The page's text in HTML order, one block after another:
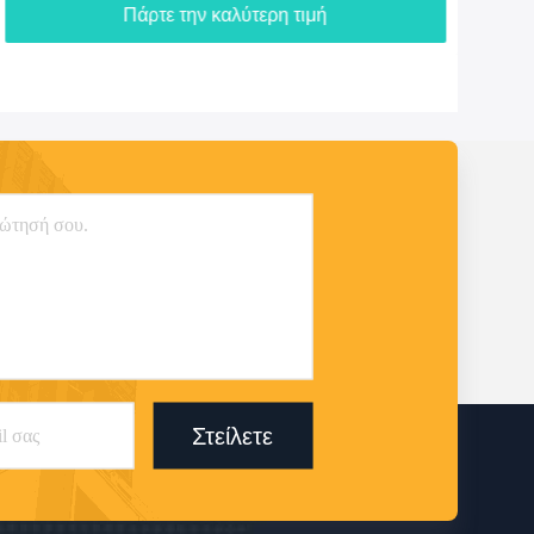
Πάρτε την καλύτερη τιμή
Στείλετε